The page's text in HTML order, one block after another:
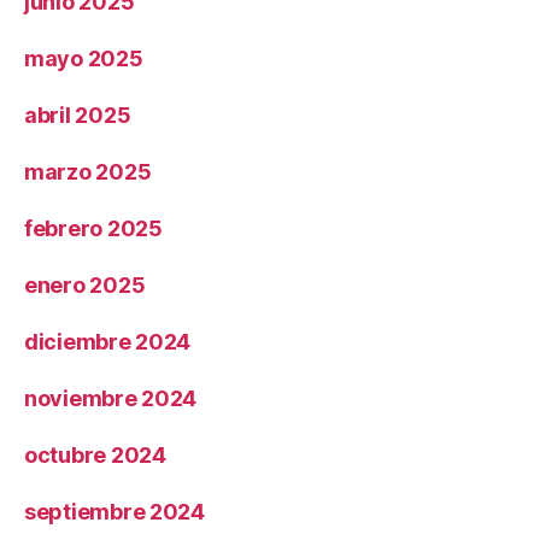
mayo 2025
abril 2025
marzo 2025
febrero 2025
enero 2025
diciembre 2024
noviembre 2024
octubre 2024
septiembre 2024